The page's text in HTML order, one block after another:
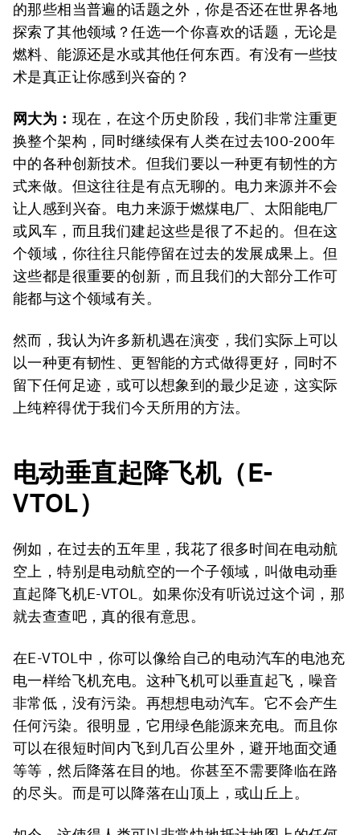
的那些相当普遍的话题之外，你是否还在世界各地
探索了其他领域？任选一个你喜欢的话题，无论是
燃料、能源还是水或其他任何东西。有没有一些技
术是真正让你感到兴奋的？
网大为： 现在，在这个历史阶段，我们非常注重更
换整个架构，同时继续保有人类在过去100-200年
中的各种创新技术。但我们要以一种更有韧性的方
式来做。但这往往是有点无聊的。电力来源并不会
让人感到兴奋。电力来源于燃煤电厂、太阳能电厂
或风车，而且我们建起这些是很了不起的。但在这
个领域，你往往只能停留在过去的发展成果上。但
这些都是很重要的创新，而且我们的大部分工作可
能都与这个领域有关。
然而，我认为许多新机遇在演变，我们实际上可以
以一种更有韧性、更智能的方式做得更好，同时不
留下任何足迹，或可以想象到的最少足迹，这实际
上纯粹得优于我们今天所用的方法。
电动垂直起降飞机（E-
VTOL）
例如，在过去的五年里，我花了很多时间在电动航
空上，特别是电动航空的一个子领域，叫做电动垂
直起降飞机E-VTOL。如果你没有听说过这个词，那
就去查查吧，真的很有意思。
在E-VTOL中，你可以像给自己的电动汽车的电池充
电一样给飞机充电。这种飞机可以垂直起飞，噪音
非常低，没有污染。再想想电动汽车。它不会产生
任何污染。很明显，它用绿色能源来充电。而且你
可以在很短时间内飞到几百公里外，避开地面交通
等等，然后降落在目的地。你甚至不需要降临在路
的尽头。而是可以降落在山顶上，或山丘上。